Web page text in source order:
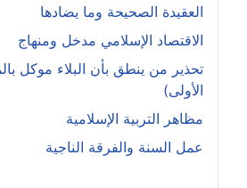
العقيدة الصحيحة وما يضادها
الاقتصاد الإسلامي مدخل ومنهاج
تحذير من ينطق بأن البلاء موكل
الأولى)
مظاهر التربية الإسلامية
عمل السنة والفرقة الناجية